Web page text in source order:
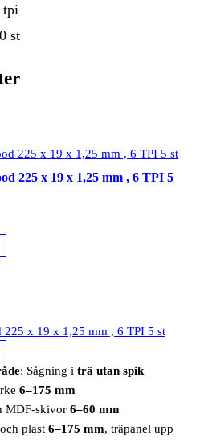
tpi
st
225 x 19 x 1,25 mm , 6 TPI 5
225 x 19 x 1,25 mm , 6 TPI 5 st
: Sågning i trä utan spik
6–175 mm
MDF-skivor 6–60 mm
plast 6–175 mm, träpanel upp